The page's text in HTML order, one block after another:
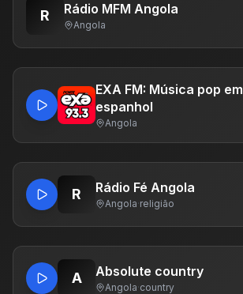
R Rádio MFM Angola
Angola
EXA FM: Música pop
espanhol
Angola
R Rádio Fé Angola
Angola·religião
A Absolute country
Angola·country